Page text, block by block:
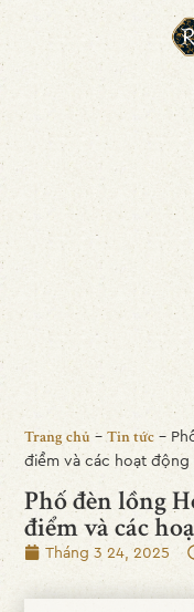
Trang chủ -Tin tức -
điểm và các hoạt động
Phố đèn lồng
điểm và các
Tháng 3 24, 2025